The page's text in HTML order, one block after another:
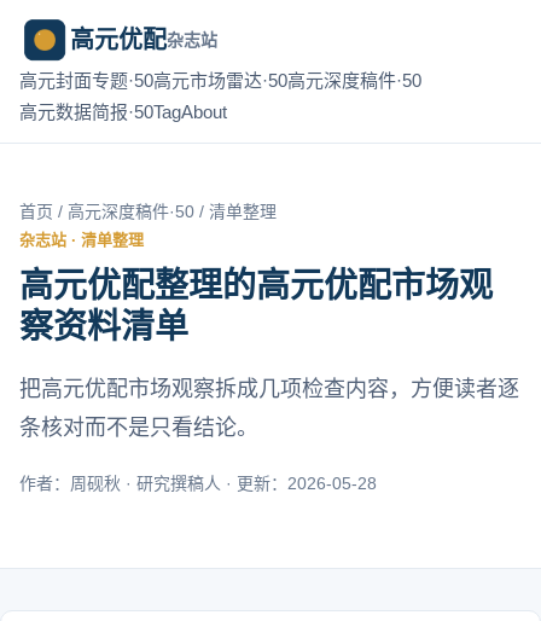
高元优配杂志站
高元封面专题·50高元市场雷达·50高元深度稿件·50
高元数据简报·50TagAbout
首页 / 高元深度稿件·50 / 清单整理
杂志站 · 清单整理
高元优配整理的高元优配市场观
察资料清单
把高元优配市场观察拆成几项检查内容，方便读者逐
条核对而不是只看结论。
作者：周砚秋 · 研究撰稿人 · 更新：2026-05-28